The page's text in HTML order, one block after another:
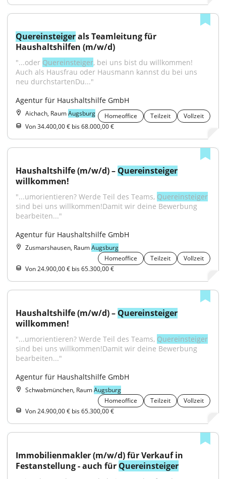
Quereinsteiger als Teamleitung für
Haushaltshilfen (m/w/d)
"...oder Quereinsteiger, bei uns bist du willkommen!
Auch als Hausfrau oder Hausmann kannst du bei uns
neu durchstartenDu..."
Agentur für Haushaltshilfe GmbH
Aichach, RaumAugsburg Homeoffice Teilzeit
Vollzeit
Von 34.400,00 € bis 68.000,00 €
Haushaltshilfe (m/w/d) – Quereinsteiger
willkommen!
"...umorientieren? Werde Teil des Teams, Quereinsteiger
sind bei uns willkommen!Damit wir deine Bewerbung
bearbeiten..."
Agentur für Haushaltshilfe GmbH
Zusmarshausen, RaumAugsburg
Homeoffice
Teilzeit
Vollzeit
Von 24.900,00 € bis 65.300,00 €
Haushaltshilfe (m/w/d) – Quereinsteiger
willkommen!
"...umorientieren? Werde Teil des Teams, Quereinsteiger
sind bei uns willkommen!Damit wir deine Bewerbung
bearbeiten..."
Agentur für Haushaltshilfe GmbH
Schwabmünchen, RaumAugsburg
Homeoffice
Teilzeit
Vollzeit
Von 24.900,00 € bis 65.300,00 €
Immobilienmakler (m/w/d) für Verkauf in
Festanstellung - auch für Quereinsteiger